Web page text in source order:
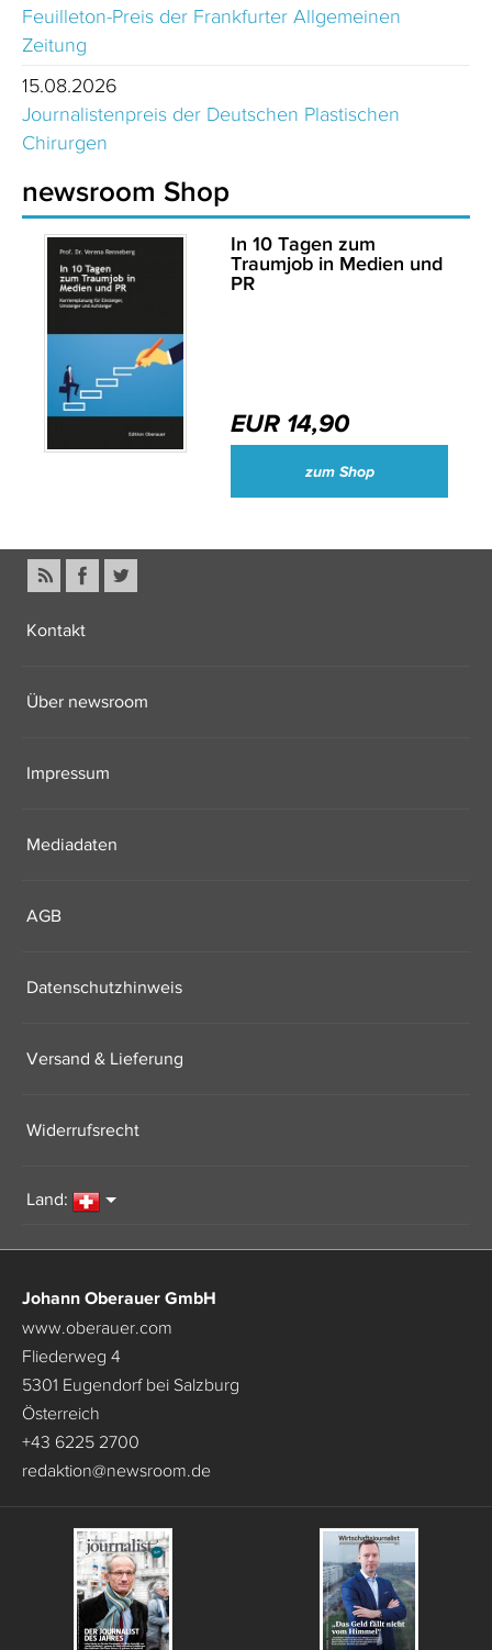
Feuilleton-Preis der Frankfurter Allgemeinen
Zeitung
15.08.2026
Journalistenpreis der Deutschen Plastischen
Chirurgen
newsroom Shop
In 10 Tagen zum
Traumjob in Medien und
PR
EUR 14,90
zum Shop
Kontakt
Über newsroom
Impressum
Mediadaten
AGB
Datenschutzhinweis
Versand & Lieferung
Widerrufsrecht
Land:
Johann Oberauer GmbH
www.oberauer.com
Fliederweg 4
5301 Eugendorf bei Salzburg
Österreich
+43 6225 2700
redaktion@newsroom.de